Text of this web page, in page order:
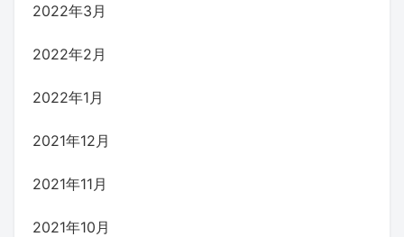
2022年3月
2022年2月
2022年1月
2021年12月
2021年11月
2021年10月